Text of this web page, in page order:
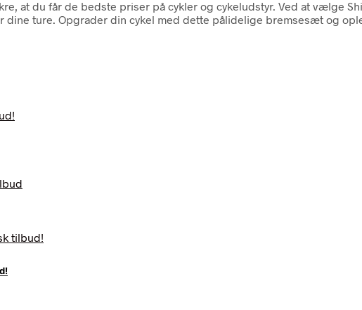
at du får de bedste priser på cykler og cykeludstyr. Ved at vælge
ture. Opgrader din cykel med dette pålidelige bremsesæt og